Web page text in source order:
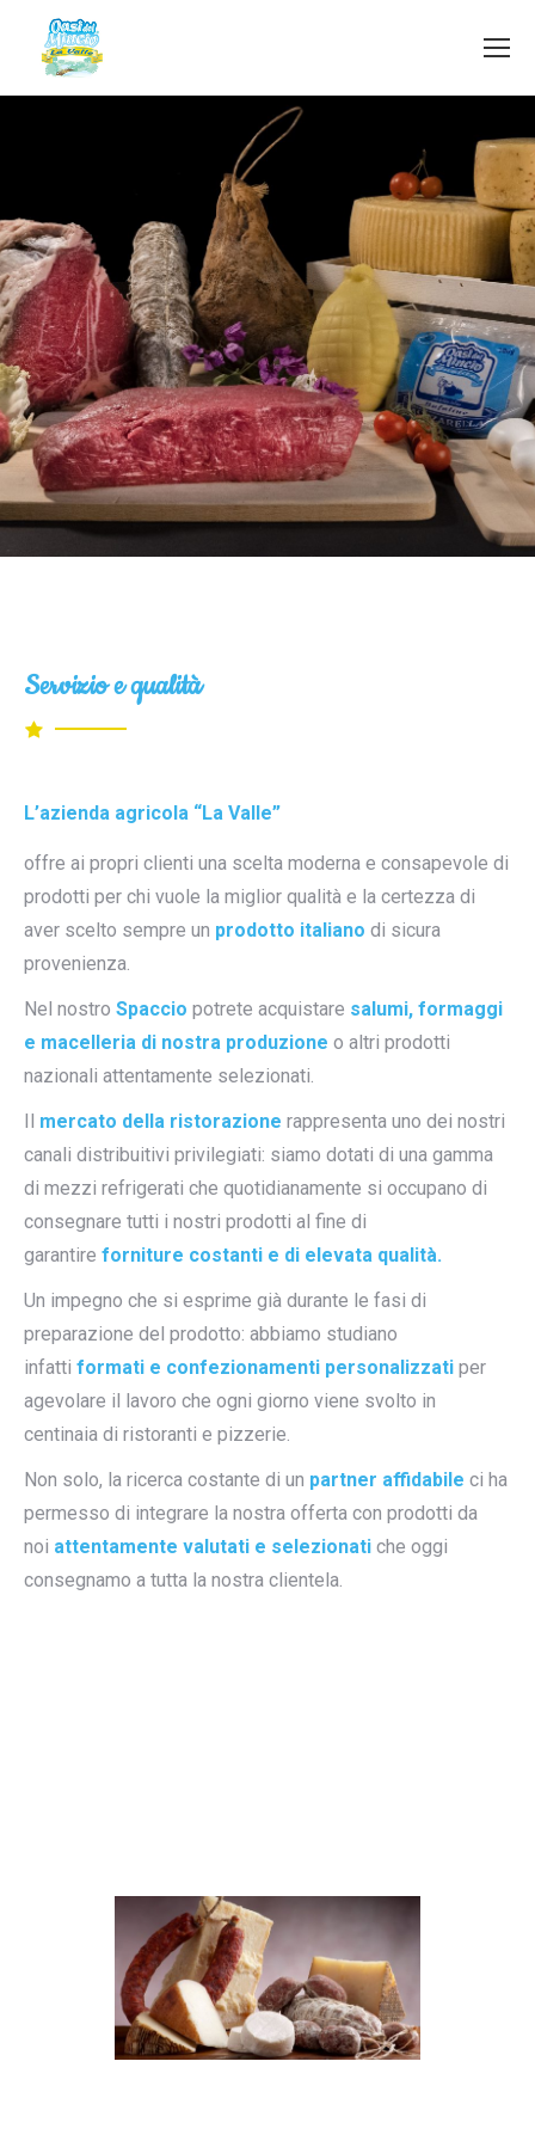
Servizio e qualità
L’azienda agricola “La Valle”
offre ai propri clienti una scelta moderna e consapevole di
prodotti per chi vuole la miglior qualità e la certezza di
aver scelto sempre un prodotto italiano di sicura
provenienza.
Nel nostro Spaccio potrete acquistare salumi, formaggi
e macelleria di nostra produzione o altri prodotti
nazionali attentamente selezionati.
Il mercato della ristorazione rappresenta uno dei nostri
canali distribuitivi privilegiati: siamo dotati di una gamma
di mezzi refrigerati che quotidianamente si occupano di
consegnare tutti i nostri prodotti al fine di
garantire forniture costanti e di elevata qualità.
Un impegno che si esprime già durante le fasi di
preparazione del prodotto: abbiamo studiano
infatti formati e confezionamenti personalizzati per
agevolare il lavoro che ogni giorno viene svolto in
centinaia di ristoranti e pizzerie.
Non solo, la ricerca costante di un partner affidabile ci ha
permesso di integrare la nostra offerta con prodotti da
noi attentamente valutati e selezionati che oggi
consegnamo a tutta la nostra clientela.